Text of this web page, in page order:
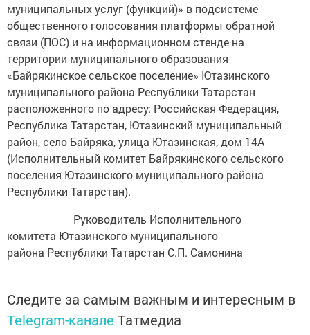
муниципальных услуг (функций)» в подсистеме
общественного голосования платформы обратной
связи (ПОС) и на информационном стенде на
территории муниципального образования
«Байрякинское сельское поселение» Ютазинского
муниципального района Республики Татарстан
расположенного по адресу: Российская Федерация,
Республика Татарстан, Ютазинский муниципальный
район, село Байряка, улица Ютазинская, дом 14А
(Исполнительный комитет Байрякинского сельского
поселения Ютазинского муниципального района
Республики Татарстан).
Руководитель Исполнительного
комитета Ютазинского муниципального
района Республики Татарстан С.П. Самонина
Следите за самым важным и интересным в
Telegram-канале Татмедиа